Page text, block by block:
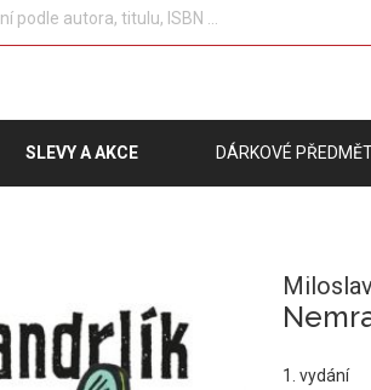
SLEVY A AKCE DÁRKOVÉ
1. vydání